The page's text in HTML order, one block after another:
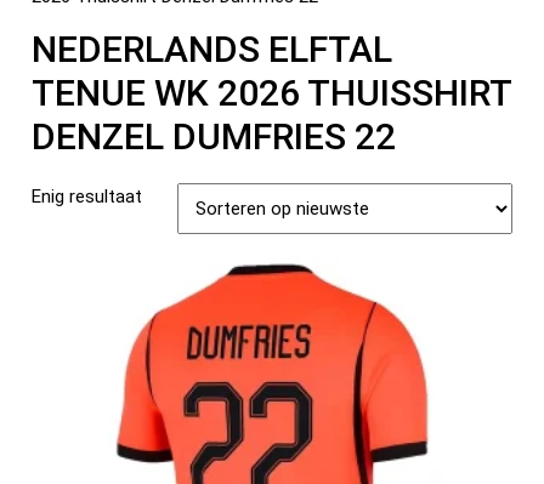
NEDERLANDS ELFTAL
TENUE WK 2026 THUISSHIRT
DENZEL DUMFRIES 22
Enig resultaat